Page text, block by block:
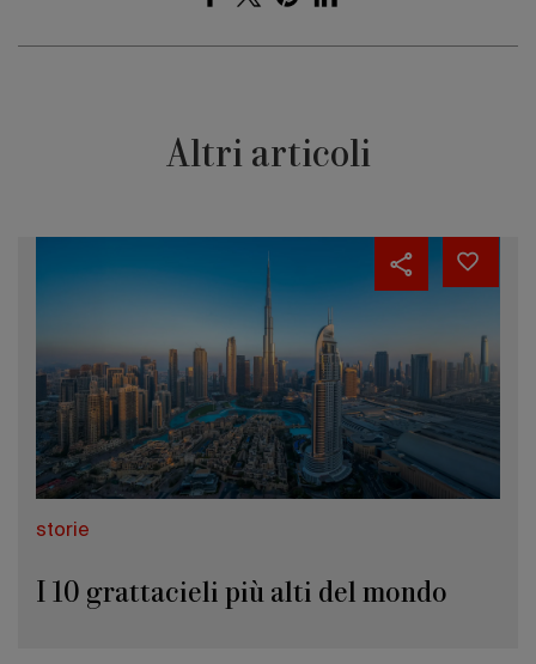
Altri articoli
storie
I 10 grattacieli più alti del mondo